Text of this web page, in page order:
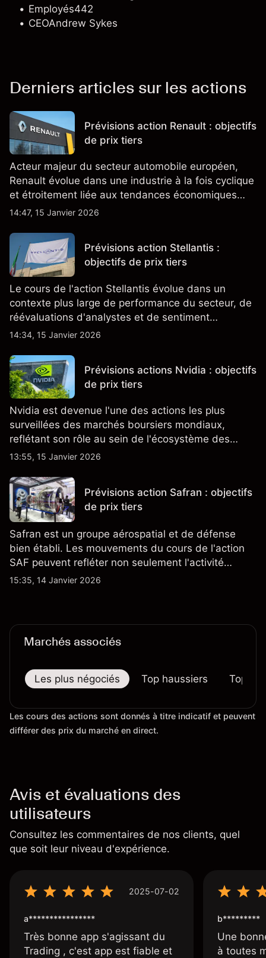
Employés442
CEOAndrew Sykes
Derniers articles sur les actions
Prévisions action Renault : objectifs
de prix tiers
Acteur majeur du secteur automobile européen,
Renault évolue dans une industrie à la fois cyclique
et étroitement liée aux tendances économiques
générales.
14:47, 15 Janvier 2026
Prévisions action Stellantis :
objectifs de prix tiers
Le cours de l'action Stellantis évolue dans un
contexte plus large de performance du secteur, de
réévaluations d'analystes et de sentiment
changeant, qui ensemble aident à comprendre
14:34, 15 Janvier 2026
Prévisions actions Nvidia : objectifs
de prix tiers
Nvidia est devenue l'une des actions les plus
surveillées des marchés boursiers mondiaux,
reflétant son rôle au sein de l'écosystème des
semi-conducteurs et de l'IA.
13:55, 15 Janvier 2026
Prévisions action Safran : objectifs
de prix tiers
Safran est un groupe aérospatial et de défense
bien établi. Les mouvements du cours de l'action
SAF peuvent refléter non seulement l'activité
quotidienne du marché, mais aussi la position de
15:35, 14 Janvier 2026
Marchés associés
Les plus négociés Top haussiers Top
Les cours des actions sont donnés à titre indicatif et peuvent
différer des prix du marché en direct.
Avis et évaluations des
utilisateurs
Consultez les commentaires de nos clients, quel
que soit leur niveau d'expérience.
2025-07-02
a****************
Très bonne app s'agissant du
Trading , c'est app est fiable et
b*********
Une
à toutes